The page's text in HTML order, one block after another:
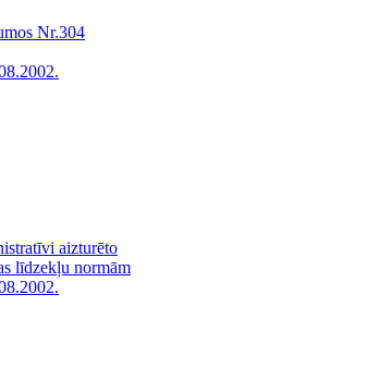
Nr.304
aizturēto
līdzekļu normām